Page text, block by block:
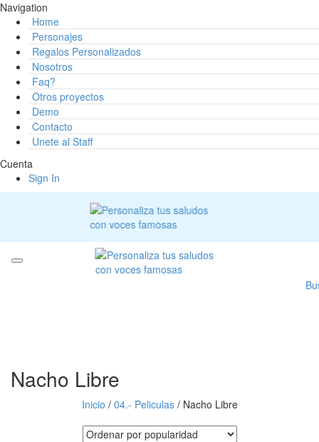
Navigation
Home
Personajes
Regalos Personalizados
Nosotros
Faq?
Otros proyectos
Demo
Contacto
Unete al Staff
Cuenta
Sign In
Nacho Libre
Inicio / 04.- Peliculas /Nacho Libre